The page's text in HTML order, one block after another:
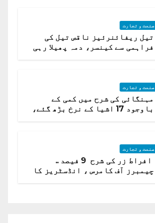
صنعت و تجارت
تیل ریفائنرئیز ناقص تیل کی
فراہمی سے کینسر، دمہ پھیلا رہی
صنعت و تجارت
مہنگائی کی شرح میں کمی کے
باوجود 17 اشیا کے نرخ بڑھ گئے،
صنعت و تجارت
افراط زر کی شرح 9 فیصد ..
چیمبرز آف کامرس ، انڈسٹریز کا